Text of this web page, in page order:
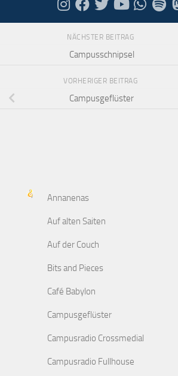
NÄCHSTER BEITRAG
Campusschnipsel
VORHERIGER BEITRAG
Campusgeflüster
Annanenas
Auf alten Saiten
Auf der Couch
Bits and Pieces
Café Babylon
Campusgeflüster
Campusradio Crossmedial
Campusradio Fullhouse